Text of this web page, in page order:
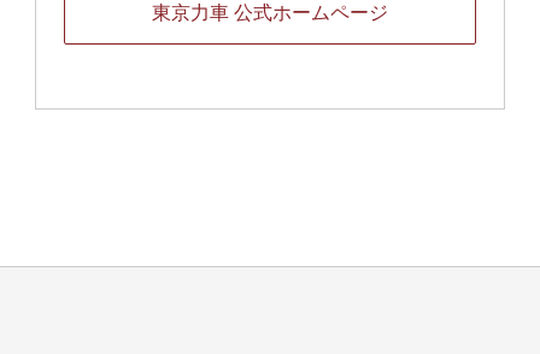
東京力車 公式ホームページ